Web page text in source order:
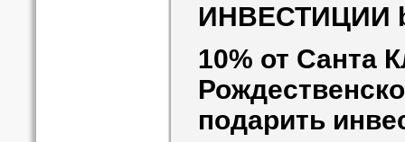
ИНВЕСТИЦИИ
10% от Санта
подарить